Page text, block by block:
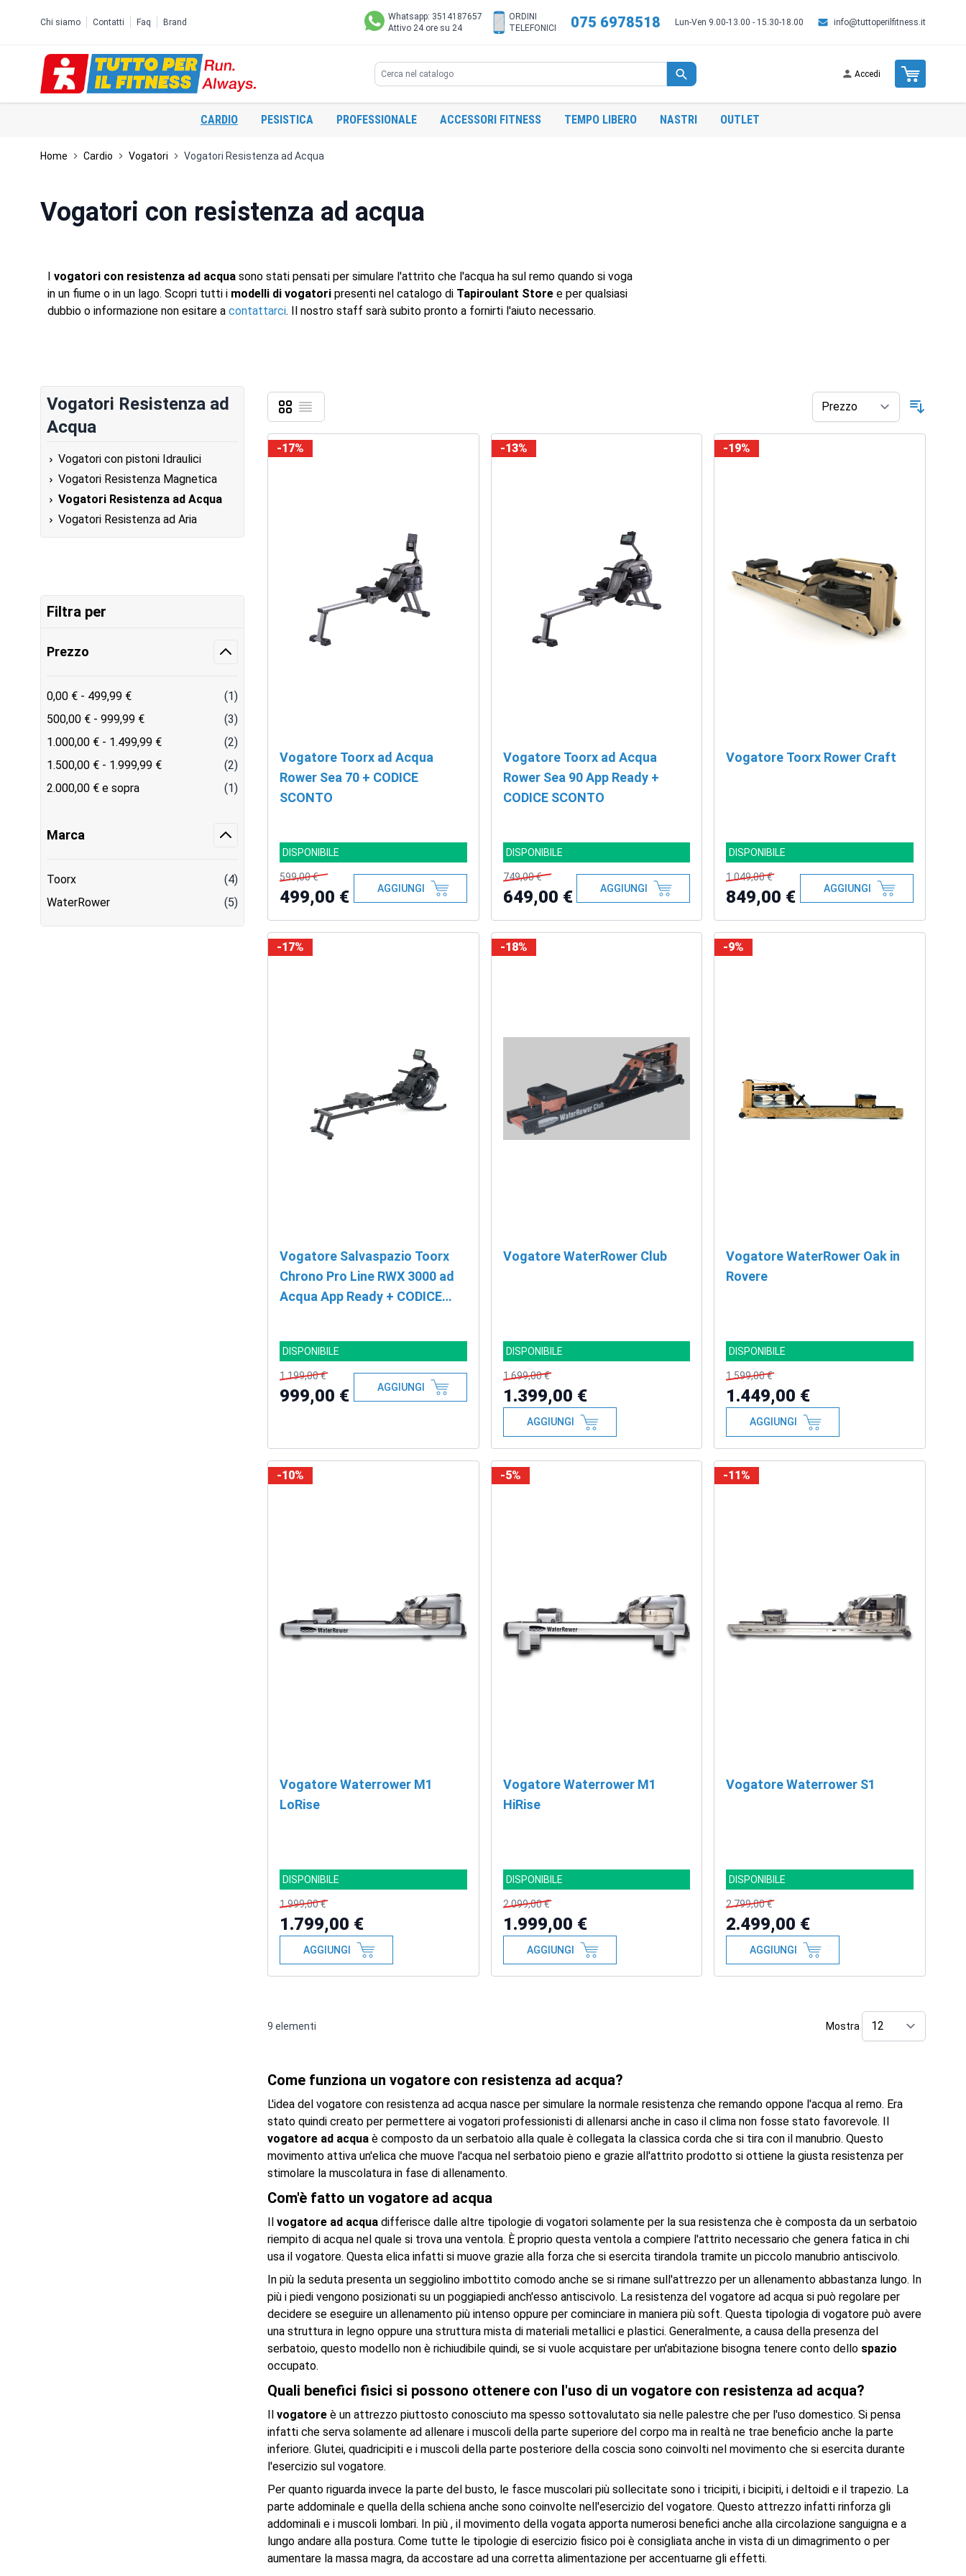
Chi siamo Contatti Faq Brand
Whatsapp: 3514187657
Attivo 24 ore su 24
ORDINI
TELEFONICI
075 6978518 Lun-Ven 9.00-13.00 - 15.30-18.00 info@tuttoperilfitness.it
Accedi Cart
CARDIO PESISTICA PROFESSIONALE ACCESSORI FITNESS TEMPO LIBERO NASTRI OUTLET
Home Cardio Vogatori Vogatori Resistenza ad Acqua
Vogatori con resistenza ad acqua
vogatori con resistenza ad acqua sono stati pensati per simulare l'attrito che l'acqua ha sul remo quando si voga
in un fiume o in un lago. Scopri tutti i modelli di vogatori presenti nel catalogo di Tapiroulant Store e per qualsiasi
dubbio o informazione non esitare a contattarci. Il nostro staff sarà subito pronto a fornirti l'aiuto necessario.
Vogatori Resistenza ad
Acqua
Vogatori con pistoni Idraulici
Vogatori Resistenza Magnetica
Vogatori Resistenza ad Acqua
Vogatori Resistenza ad Aria
Filtra per
Prezzo
0,00 € - 499,99 €
(1)
500,00 € - 999,99 €
(3)
1.000,00 € - 1.499,99 €
(2)
1.500,00 € - 1.999,99 €
(2)
2.000,00 € e sopra (1)
Marca
Toorx
(4)
WaterRower
(5)
Mostra come
Griglia
Lista
Vogatore Toorx ad Acqua
Rower Sea 70 + CODICE
SCONTO
DISPONIBILE
-17%
599,00 €
499,00 € AGGIUNGI
Vogatore Toorx ad Acqua
Rower Sea 90 App Ready +
CODICE SCONTO
DISPONIBILE
-13%
749,00 €
649,00 € AGGIUNGI
Vogatore Toorx Rower Craft
DISPONIBILE
-19%
1.049,00 €
849,00 € AGGIUNGI
Vogatore Salvaspazio Toorx
Chrono Pro Line RWX 3000 ad
Acqua App Ready + CODICE
DISPONIBILE
-17%
1.199,00 €
999,00 € AGGIUNGI
Vogatore WaterRower Club
DISPONIBILE
-18%
1.699,00 €
1.399,00 €
AGGIUNGI
Vogatore WaterRower Oak in
Rovere
DISPONIBILE
-9%
1.599,00 €
1.449,00 €
AGGIUNGI
Vogatore Waterrower M1
LoRise
DISPONIBILE
-10%
1.999,00 €
1.799,00 €
AGGIUNGI
Vogatore Waterrower M1
HiRise
DISPONIBILE
-5%
2.099,00 €
1.999,00 €
AGGIUNGI
Vogatore Waterrower S1
DISPONIBILE
-11%
2.799,00 €
2.499,00 €
AGGIUNGI
9 elementi Mostra
Come funziona un vogatore con resistenza ad acqua?
L'idea del vogatore con resistenza ad acqua nasce per simulare la normale resistenza che remando oppone l'acqua al remo. Era
stato quindi creato per permettere ai vogatori professionisti di allenarsi anche in caso il clima non fosse stato favorevole. Il
vogatore ad acqua è composto da un serbatoio alla quale è collegata la classica corda che si tira con il manubrio. Questo
movimento attiva un'elica che muove l'acqua nel serbatoio pieno e grazie all'attrito prodotto si ottiene la giusta resistenza per
stimolare la muscolatura in fase di allenamento.
Com'è fatto un vogatore ad acqua
Il vogatore ad acqua differisce dalle altre tipologie di vogatori solamente per la sua resistenza che è composta da un serbatoio
riempito di acqua nel quale si trova una ventola. È proprio questa ventola a compiere l'attrito necessario che genera fatica in chi
usa il vogatore. Questa elica infatti si muove grazie alla forza che si esercita tirandola tramite un piccolo manubrio antiscivolo.
In più la seduta presenta un seggiolino imbottito comodo anche se si rimane sull'attrezzo per un allenamento abbastanza lungo. In
più i piedi vengono posizionati su un poggiapiedi anch'esso antiscivolo. La resistenza del vogatore ad acqua si può regolare per
decidere se eseguire un allenamento più intenso oppure per cominciare in maniera più soft. Questa tipologia di vogatore può avere
una struttura in legno oppure una struttura mista di materiali metallici e plastici. Generalmente, a causa della presenza del
serbatoio, questo modello non è richiudibile quindi, se si vuole acquistare per un'abitazione bisogna tenere conto dello spazio
occupato.
Quali benefici fisici si possono ottenere con l'uso di un vogatore con resistenza ad acqua?
Il vogatore è un attrezzo piuttosto conosciuto ma spesso sottovalutato sia nelle palestre che per l'uso domestico. Si pensa
infatti che serva solamente ad allenare i muscoli della parte superiore del corpo ma in realtà ne trae beneficio anche la parte
inferiore. Glutei, quadricipiti e i muscoli della parte posteriore della coscia sono coinvolti nel movimento che si esercita durante
l'esercizio sul vogatore.
Per quanto riguarda invece la parte del busto, le fasce muscolari più sollecitate sono i tricipiti, i bicipiti, i deltoidi e il trapezio. La
parte addominale e quella della schiena anche sono coinvolte nell'esercizio del vogatore. Questo attrezzo infatti rinforza gli
addominali e i muscoli lombari. In più , il movimento della vogata apporta numerosi benefici anche alla circolazione sanguigna e a
lungo andare alla postura. Come tutte le tipologie di esercizio fisico poi è consigliata anche in vista di un dimagrimento o per
aumentare la massa magra, da accostare ad una corretta alimentazione per accentuarne gli effetti.